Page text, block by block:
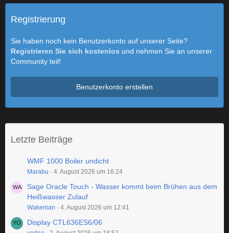
Registrierung
Sie haben noch kein Benutzerkonto auf unserer Seite?
Registrieren Sie sich kostenlos und nehmen Sie an unserer
Community teil!
Benutzerkonto erstellen
Letzte Beiträge
WMF 1000 Boiler undicht
Marabu 4. August 2026 um 16:24
Sage Oracle Touch - Wasser kommt beim Brühen aus dem
Heißwasser Zulauf
Wakeman 4. August 2026 um 12:41
Display CTL636ES6/06